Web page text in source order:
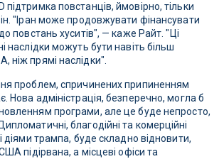
підтримка повстанців, ймовірно, тільки
"Іран може продовжувати фінансувати
повстань хуситів", — каже Райт. "Ці
наслідки можуть бути навіть більш
прямі наслідки".
проблем, спричинених припиненням
Нова адміністрація, безперечно, могла б
програми, але це буде непросто,
благодійні та комерційні
діями трампа, буде складно відновити,
підірвана, а місцеві офіси та